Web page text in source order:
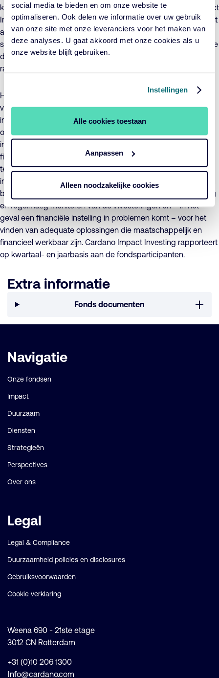
social media te bieden en om onze website te
optimaliseren. Ook delen we informatie over uw gebruik
van onze site met onze leveranciers voor het maken van
deze analyses. U gaat akkoord met onze cookies als u
onze website blijft gebruiken.
Instellingen
Alle cookies toestaan
Aanpassen
Alleen noodzakelijke cookies
kapitaal voor het MKB te verbeteren werkt het Cardano Impact
Investing samen met FMO. Cardano Impact Investing fungeert
als fondsmanager, terwijl FMO een rol vervult in het zoeken en
selecteren van geschikte investeringen, het verrichten van due
diligence, het monitoren van de investeringen en het
rapporteren over de beleggingen.
Het investeringscomité van Cardano Impact Investing is
verantwoordelijk voor het nemen van de
investeringsbeslissingen en de communicatie met en het
onderhouden van de relatie met de (institutionele)
investeerders. De beslissingen worden genomen op grond
financiële en sociale of maatschappelijke gronden. Op beide
terreinen dient een voorstel te voldoen aan het
investeringsbeleid van Cardano Impact Investing. Nadat
besloten is tot een investering, draagt FMO zorg voor het tijdig
en regelmatig monitoren van de investeringen en – in het
geval een financiële instelling in problemen komt – voor het
vinden van adequate oplossingen die maatschappelijk en
financieel werkbaar zijn. Cardano Impact Investing rapporteert
op kwartaal- en jaarbasis aan de fondsparticipanten.
Extra informatie
Fonds documenten
Belangrijke
links
Navigatie
Onze fondsen
Impact
Duurzaam
Diensten
Strategieën
Perspectives
Over ons
Legal
Legal & Compliance
Duurzaamheid policies en disclosures
Gebruiksvoorwaarden
Cookie verklaring
Weena 690 - 21ste etage
3012 CN Rotterdam
+31 (0)10 206 1300
Info@cardano.com